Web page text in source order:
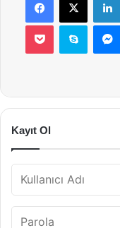
Pocket Skype
Kayıt Ol